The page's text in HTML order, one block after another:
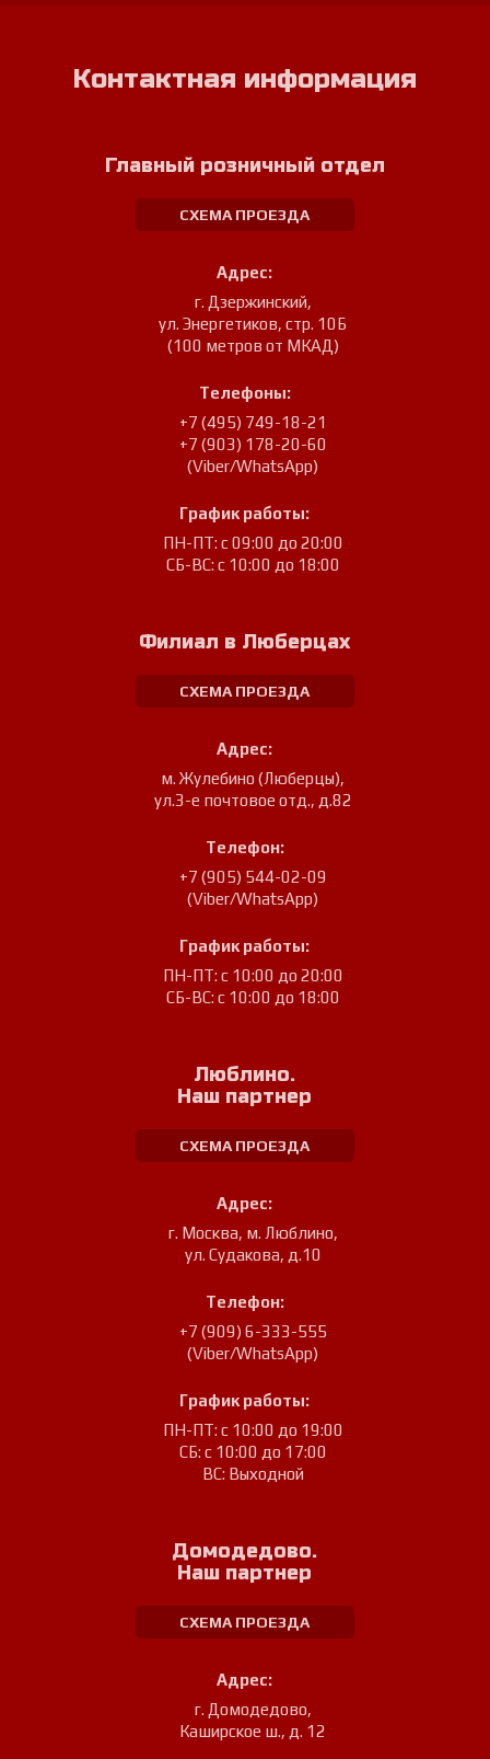
Контактная информация
Главный розничный отдел
СХЕМА ПРОЕЗДА
Адрес:
г. Дзержинский,
ул. Энергетиков, стр. 10Б
(100 метров от МКАД)
Телефоны:
+7 (495) 749-18-21
+7 (903) 178-20-60
(Viber/WhatsApp)
График работы:
ПН-ПТ: с 09:00 до 20:00
СБ-ВС: с 10:00 до 18:00
Филиал в Люберцах
СХЕМА ПРОЕЗДА
Адрес:
м. Жулебино (Люберцы),
ул.3-е почтовое отд., д.82
Телефон:
+7 (905) 544-02-09
(Viber/WhatsApp)
График работы:
ПН-ПТ: с 10:00 до 20:00
СБ-ВС: с 10:00 до 18:00
Люблино.
Наш партнер
СХЕМА ПРОЕЗДА
Адрес:
г. Москва, м. Люблино,
ул. Судакова, д.10
Телефон:
+7 (909) 6-333-555
(Viber/WhatsApp)
График работы:
ПН-ПТ: с 10:00 до 19:00
СБ: с 10:00 до 17:00
ВС: Выходной
Домодедово.
Наш партнер
СХЕМА ПРОЕЗДА
Адрес:
г. Домодедово,
Каширское ш., д. 12